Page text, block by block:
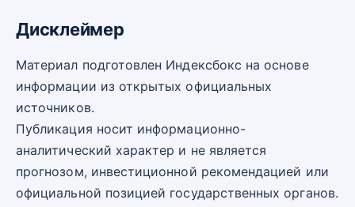
Дисклеймер
Материал подготовлен Индексбокс на основе
информации из открытых официальных
источников.
Публикация носит информационно-
аналитический характер и не является
прогнозом, инвестиционной рекомендацией или
официальной позицией государственных органов.